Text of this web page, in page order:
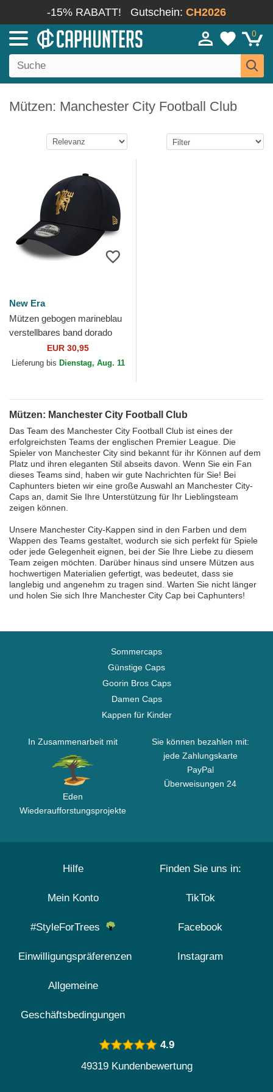
-15% RABATT! Gutschein: CH2026
0
Mützen: Manchester City Football Club
New Era
Mützen gebogen marineblau
verstellbares band dorado
9FORTY der Manchester
City Football Club...
EUR 30,95
Lieferung bis Dienstag, Aug. 11
Mützen: Manchester City Football Club
Das Team des Manchester City Football Club ist eines der
erfolgreichsten Teams der englischen Premier League. Die
Spieler von Manchester City sind bekannt für ihr Können auf dem
Platz und ihren eleganten Stil abseits davon. Wenn Sie ein Fan
dieses Teams sind, haben wir gute Nachrichten für Sie! Bei
Caphunters bieten wir eine große Auswahl an Manchester City-
Caps an, damit Sie Ihre Unterstützung für Ihr Lieblingsteam
zeigen können.
Unsere Manchester City-Kappen sind in den Farben und dem
Wappen des Teams gestaltet, wodurch sie sich perfekt für Spiele
oder jede Gelegenheit eignen, bei der Sie Ihre Liebe zu diesem
Team zeigen möchten. Darüber hinaus sind unsere Mützen aus
hochwertigen Materialien gefertigt, was bedeutet, dass sie
langlebig und angenehm zu tragen sind. Warten Sie nicht länger
und holen Sie sich Ihre Manchester City Cap bei Caphunters!
Sommercaps
Günstige Caps
Goorin Bros Caps
Damen Caps
Kappen für Kinder
In Zusammenarbeit mit
Eden
Wiederaufforstungsprojekte
Sie können bezahlen mit:
jede Zahlungskarte
PayPal
Überweisungen 24
Hilfe
Mein Konto
#StyleForTrees
Einwilligungspräferenzen
Allgemeine
Geschäftsbedingungen
Finden Sie uns in:
TikTok
Facebook
Instagram
4.9
49319 Kundenbewertung